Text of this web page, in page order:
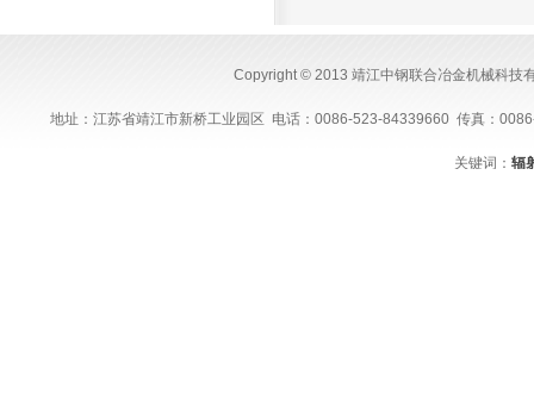
Copyright © 2013 靖江中钢联合冶金机械科技
地址：江苏省靖江市新桥工业园区 电话：0086-523-84339660 传真：
关键词：辐